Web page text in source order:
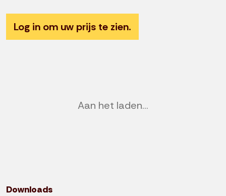
Log in om uw prijs te zien.
Aan het laden...
Downloads